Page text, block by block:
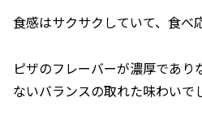
食感はサクサクしていて、食べ
ピザのフレーバーが濃厚であ
ないバランスの取れた味わいで